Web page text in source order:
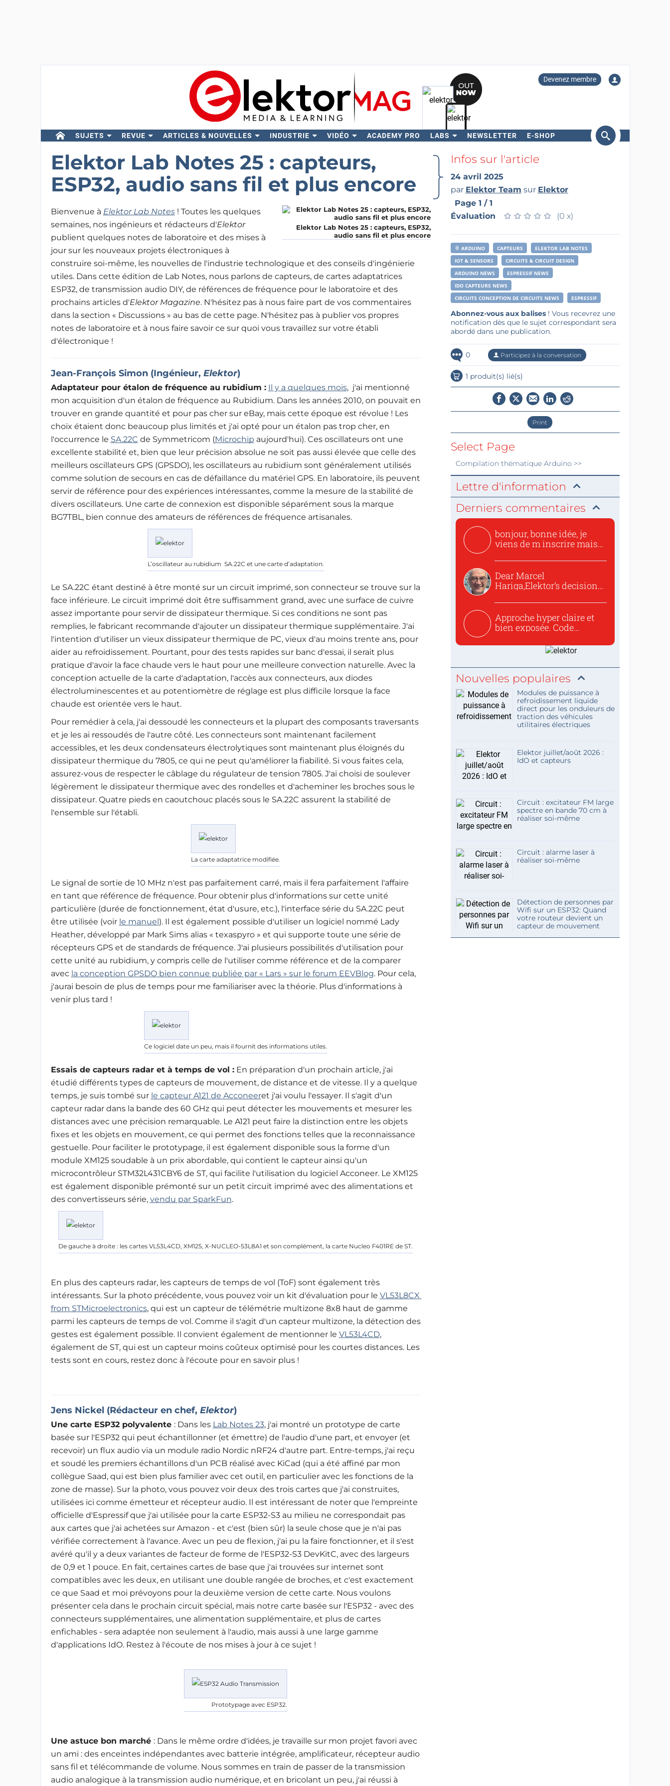
Devenez membre
SUJETS REVUE ARTICLES & NOUVELLES INDUSTRIE VIDÉO ACADEMY PRO LABS NEWSLETTER E-SHOP
Rechercher
Elektor Lab Notes 25 : capteurs,
ESP32, audio sans fil et plus encore
Elektor Lab Notes 25 : capteurs, ESP32,
audio sans fil et plus encore
Bienvenue à Elektor Lab Notes ! Toutes les quelques
semaines, nos ingénieurs et rédacteurs d'Elektor
publient quelques notes de laboratoire et des mises à
jour sur les nouveaux projets électroniques à
construire soi-même, les nouvelles de l'industrie technologique et des conseils d'ingénierie
utiles. Dans cette édition de Lab Notes, nous parlons de capteurs, de cartes adaptatrices
ESP32, de transmission audio DIY, de références de fréquence pour le laboratoire et des
prochains articles d'Elektor Magazine. N'hésitez pas à nous faire part de vos commentaires
dans la section « Discussions » au bas de cette page. N'hésitez pas à publier vos propres
notes de laboratoire et à nous faire savoir ce sur quoi vous travaillez sur votre établi
d'électronique !
Jean-François Simon (Ingénieur, Elektor)
Adaptateur pour étalon de fréquence au rubidium : Il y a quelques mois, j'ai mentionné
mon acquisition d'un étalon de fréquence au Rubidium. Dans les années 2010, on pouvait en
trouver en grande quantité et pour pas cher sur eBay, mais cette époque est révolue ! Les
choix étaient donc beaucoup plus limités et j'ai opté pour un étalon pas trop cher, en
l'occurrence le SA.22C de Symmetricom (Microchip aujourd'hui). Ces oscillateurs ont une
excellente stabilité et, bien que leur précision absolue ne soit pas aussi élevée que celle des
meilleurs oscillateurs GPS (GPSDO), les oscillateurs au rubidium sont généralement utilisés
comme solution de secours en cas de défaillance du matériel GPS. En laboratoire, ils peuvent
servir de référence pour des expériences intéressantes, comme la mesure de la stabilité de
divers oscillateurs. Une carte de connexion est disponible séparément sous la marque
BG7TBL, bien connue des amateurs de références de fréquence artisanales.
L’oscillateur au rubidium SA.22C et une carte d’adaptation.
Le SA.22C étant destiné à être monté sur un circuit imprimé, son connecteur se trouve sur la
face inférieure. Le circuit imprimé doit être suffisamment grand, avec une surface de cuivre
assez importante pour servir de dissipateur thermique. Si ces conditions ne sont pas
remplies, le fabricant recommande d'ajouter un dissipateur thermique supplémentaire. J'ai
l'intention d'utiliser un vieux dissipateur thermique de PC, vieux d'au moins trente ans, pour
aider au refroidissement. Pourtant, pour des tests rapides sur banc d'essai, il serait plus
pratique d'avoir la face chaude vers le haut pour une meilleure convection naturelle. Avec la
conception actuelle de la carte d'adaptation, l'accès aux connecteurs, aux diodes
électroluminescentes et au potentiomètre de réglage est plus difficile lorsque la face
chaude est orientée vers le haut.
Pour remédier à cela, j'ai dessoudé les connecteurs et la plupart des composants traversants
et je les ai ressoudés de l'autre côté. Les connecteurs sont maintenant facilement
accessibles, et les deux condensateurs électrolytiques sont maintenant plus éloignés du
dissipateur thermique du 7805, ce qui ne peut qu'améliorer la fiabilité. Si vous faites cela,
assurez-vous de respecter le câblage du régulateur de tension 7805. J'ai choisi de soulever
légèrement le dissipateur thermique avec des rondelles et d'acheminer les broches sous le
dissipateur. Quatre pieds en caoutchouc placés sous le SA.22C assurent la stabilité de
l'ensemble sur l'établi.
La carte adaptatrice modifiée.
Le signal de sortie de 10 MHz n'est pas parfaitement carré, mais il fera parfaitement l'affaire
en tant que référence de fréquence. Pour obtenir plus d'informations sur cette unité
particulière (durée de fonctionnement, état d'usure, etc.), l'interface série du SA.22C peut
être utilisée (voir le manuel). Il est également possible d'utiliser un logiciel nommé Lady
Heather, développé par Mark Sims alias « texaspyro » et qui supporte toute une série de
récepteurs GPS et de standards de fréquence. J'ai plusieurs possibilités d'utilisation pour
cette unité au rubidium, y compris celle de l'utiliser comme référence et de la comparer
avec la conception GPSDO bien connue publiée par « Lars » sur le forum EEVBlog. Pour cela,
j'aurai besoin de plus de temps pour me familiariser avec la théorie. Plus d'informations à
venir plus tard !
Ce logiciel date un peu, mais il fournit des informations utiles.
Essais de capteurs radar et à temps de vol : En préparation d'un prochain article, j'ai
étudié différents types de capteurs de mouvement, de distance et de vitesse. Il y a quelque
temps, je suis tombé sur le capteur A121 de Acconeeret j'ai voulu l'essayer. Il s'agit d'un
capteur radar dans la bande des 60 GHz qui peut détecter les mouvements et mesurer les
distances avec une précision remarquable. Le A121 peut faire la distinction entre les objets
fixes et les objets en mouvement, ce qui permet des fonctions telles que la reconnaissance
gestuelle. Pour faciliter le prototypage, il est également disponible sous la forme d'un
module XM125 soudable à un prix abordable, qui contient le capteur ainsi qu'un
microcontrôleur STM32L431CBY6 de ST, qui facilite l'utilisation du logiciel Acconeer. Le XM125
est également disponible prémonté sur un petit circuit imprimé avec des alimentations et
des convertisseurs série, vendu par SparkFun.
De gauche à droite : les cartes VL53L4CD, XM125, X-NUCLEO-53L8A1 et son complément, la carte Nucleo F401RE de ST.
En plus des capteurs radar, les capteurs de temps de vol (ToF) sont également très
intéressants. Sur la photo précédente, vous pouvez voir un kit d'évaluation pour le VL53L8CX
from STMicroelectronics, qui est un capteur de télémétrie multizone 8x8 haut de gamme
parmi les capteurs de temps de vol. Comme il s'agit d'un capteur multizone, la détection des
gestes est également possible. Il convient également de mentionner le VL53L4CD,
également de ST, qui est un capteur moins coûteux optimisé pour les courtes distances. Les
tests sont en cours, restez donc à l'écoute pour en savoir plus !
Jens Nickel (Rédacteur en chef, Elektor)
Une carte ESP32 polyvalente : Dans les Lab Notes 23, j'ai montré un prototype de carte
basée sur l'ESP32 qui peut échantillonner (et émettre) de l'audio d'une part, et envoyer (et
recevoir) un flux audio via un module radio Nordic nRF24 d'autre part. Entre-temps, j'ai reçu
et soudé les premiers échantillons d'un PCB réalisé avec KiCad (qui a été affiné par mon
collègue Saad, qui est bien plus familier avec cet outil, en particulier avec les fonctions de la
zone de masse). Sur la photo, vous pouvez voir deux des trois cartes que j'ai construites,
utilisées ici comme émetteur et récepteur audio. Il est intéressant de noter que l'empreinte
officielle d'Espressif que j'ai utilisée pour la carte ESP32-S3 au milieu ne correspondait pas
aux cartes que j'ai achetées sur Amazon - et c'est (bien sûr) la seule chose que je n'ai pas
vérifiée correctement à l'avance. Avec un peu de flexion, j'ai pu la faire fonctionner, et il s'est
avéré qu'il y a deux variantes de facteur de forme de l'ESP32-S3 DevKitC, avec des largeurs
de 0,9 et 1 pouce. En fait, certaines cartes de base que j'ai trouvées sur internet sont
compatibles avec les deux, en utilisant une double rangée de broches, et c'est exactement
ce que Saad et moi prévoyons pour la deuxième version de cette carte. Nous voulons
présenter cela dans le prochain circuit spécial, mais notre carte basée sur l'ESP32 - avec des
connecteurs supplémentaires, une alimentation supplémentaire, et plus de cartes
enfichables - sera adaptée non seulement à l'audio, mais aussi à une large gamme
d'applications IdO. Restez à l'écoute de nos mises à jour à ce sujet !
Prototypage avec ESP32.
Une astuce bon marché : Dans le même ordre d'idées, je travaille sur mon projet favori avec
un ami : des enceintes indépendantes avec batterie intégrée, amplificateur, récepteur audio
sans fil et télécommande de volume. Nous sommes en train de passer de la transmission
audio analogique à la transmission audio numérique, et en bricolant un peu, j'ai réussi à
Infos sur l'article
24 avril 2025
par Elektor Team sur Elektor
Page 1 / 1
Évaluation
★ ★ ★ ★ ★
★ ★ ★ ★ ★ (0 x)
ARDUINO CAPTEURS
ELEKTOR LAB NOTES
IOT & SENSORS
CIRCUITS & CIRCUIT DESIGN
ARDUINO NEWS
ESPRESSIF NEWS
IDO CAPTEURS NEWS
CIRCUITS CONCEPTION DE CIRCUITS NEWS
ESPRESSIF
Abonnez-vous aux balises! Vous recevrez une
notification dès que le sujet correspondant sera
abordé dans une publication.
0 Participez à la conversation
1 produit(s) lié(s)
Print
Select Page
Compilation thématique Arduino >>
Lettre d'information
Derniers commentaires
bonjour, bonne idée, je
viens de m inscrire mais
Dear Marcel
Hariga,Elektor’s decision
Approche hyper claire et
bien exposée. Code
Nouvelles populaires
Modules de puissance à
refroidissement liquide
direct pour les onduleurs de
traction des véhicules
utilitaires électriques
Elektor juillet/août 2026 :
IdO et capteurs
Circuit : excitateur FM large
spectre en bande 70 cm à
réaliser soi-même
Circuit : alarme laser à
réaliser soi-même
Détection de personnes par
Wifi sur un ESP32: Quand
votre routeur devient un
capteur de mouvement